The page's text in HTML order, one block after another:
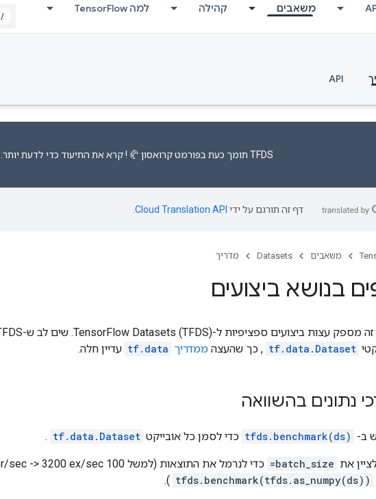
משאבים קהילה למה TensorFlow
/
API
TFDS תומך כעת בפורמט קרואסון 🥐 ! קרא את התיעוד כדי לדעת יותר.
דף זה תורגם על ידי Cloud Translation API
משאבים Datasets מדריך
בנושא ביצועים
tf.data.Dataset , כך שהעצה ממדריך tf.data עדיין חלה.
נתונים בהשוואה
ב- tfds.benchmark(ds) כדי לסמן כל אובייקט tf.data.Dataset
.
את batch_size=
tfds.benchmark(tfds.as_numpy(ds))
).